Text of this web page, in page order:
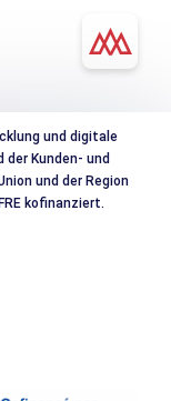
und digitale
Kunden- und
und der Region
kofinanziert.